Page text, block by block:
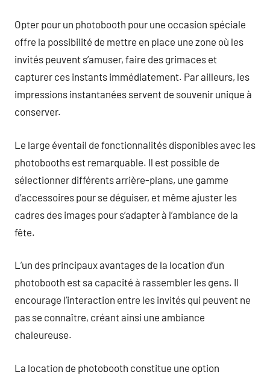
Opter pour un photobooth pour une occasion spéciale
offre la possibilité de mettre en place une zone où les
invités peuvent s’amuser, faire des grimaces et
capturer ces instants immédiatement. Par ailleurs, les
impressions instantanées servent de souvenir unique à
conserver.
Le large éventail de fonctionnalités disponibles avec les
photobooths est remarquable. Il est possible de
sélectionner différents arrière-plans, une gamme
d’accessoires pour se déguiser, et même ajuster les
cadres des images pour s’adapter à l’ambiance de la
fête.
L’un des principaux avantages de la location d’un
photobooth est sa capacité à rassembler les gens. Il
encourage l’interaction entre les invités qui peuvent ne
pas se connaître, créant ainsi une ambiance
chaleureuse.
La location de photobooth constitue une option